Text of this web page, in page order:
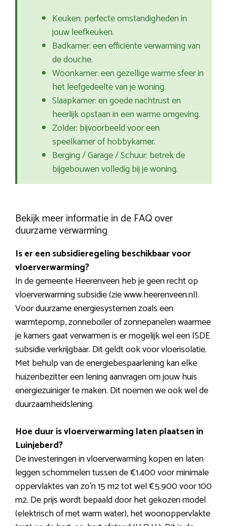
Keuken: perfecte omstandigheden in
jouw leefkeuken.
Badkamer: een efficiënte verwarming van
de douche.
Woonkamer: een gezellige warme sfeer in
het leefgedeelte van je woning.
Slaapkamer: en goede nachtrust en
heerlijk opstaan in een warme omgeving.
Zolder: bijvoorbeeld voor een
speelkamer of hobbykamer.
Berging / Garage / Schuur: betrek de
bijgebouwen volledig bij je woning.
Bekijk meer informatie in de FAQ over
duurzame verwarming
Is er een subsidieregeling beschikbaar voor
vloerverwarming?
In de gemeente Heerenveen heb je geen recht op
vloerverwarming subsidie (zie www.heerenveen.nl).
Voor duurzame energiesystemen zoals een
warmtepomp, zonneboiler of zonnepanelen waarmee
je kamers gaat verwarmen is er mogelijk wel een ISDE
subsidie verkrijgbaar. Dit geldt ook voor vloerisolatie.
Met behulp van de energiebespaarlening kan elke
huizenbezitter een lening aanvragen om jouw huis
energiezuiniger te maken. Dit noemen we ook wel de
duurzaamheidslening.
Hoe duur is vloerverwarming laten plaatsen in
Luinjeberd?
De investeringen in vloerverwarming kopen en laten
leggen schommelen tussen de €1.400 voor minimale
oppervlaktes van zo’n 15 m2 tot wel €5.900 voor 100
m2. De prijs wordt bepaald door het gekozen model
(elektrisch of met warm water), het woonoppervlakte